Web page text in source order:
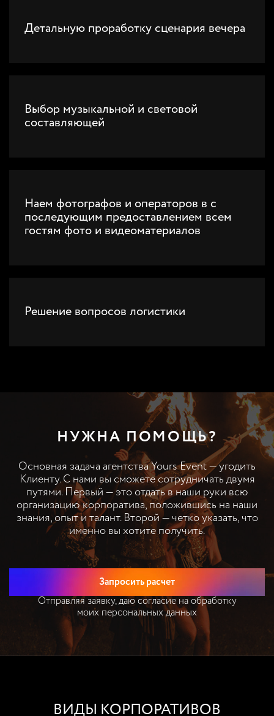
Детальную проработку сценария вечера
Выбор музыкальной и световой
составляющей
Наем фотографов и операторов в с
последующим предоставлением всем
гостям фото и видеоматериалов
Решение вопросов логистики
НУЖНА ПОМОЩЬ?
Основная задача агентства Yours Event — угодить
Клиенту. С нами вы сможете сотрудничать двумя
путями. Первый — это отдать в наши руки всю
организацию корпоратива, положившись на наши
знания, опыт и талант. Второй — четко указать, что
именно вы хотите получить.
Запросить расчет
Отправляя заявку, даю согласие на обработку
моих персональных данных
ВИДЫ КОРПОРАТИВОВ